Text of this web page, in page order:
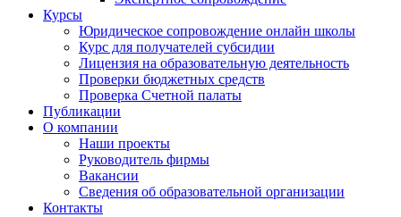
Курсы
Юридическое сопровождение онлайн школы
Курс для получателей субсидии
Лицензия на образовательную деятельность
Проверки бюджетных средств
Проверка Счетной палаты
Публикации
О компании
Наши проекты
Руководитель фирмы
Вакансии
Сведения об образовательной организации
Контакты